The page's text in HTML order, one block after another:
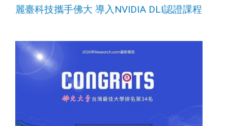
麗臺科技攜手佛大 導入NVIDIA DLI認證課程